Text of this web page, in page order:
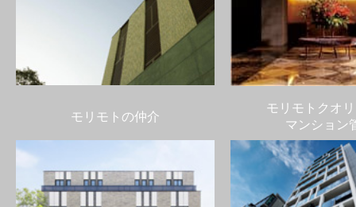
モリモトの仲介
モリモトクオ
マンション